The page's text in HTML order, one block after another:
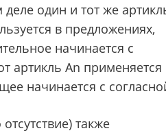
один и тот же
в предложениях,
начинается с
артикль An применяется
начинается с
также